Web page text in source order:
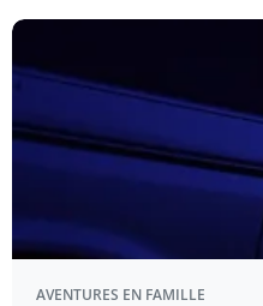
AVENTURES EN FAMILLE